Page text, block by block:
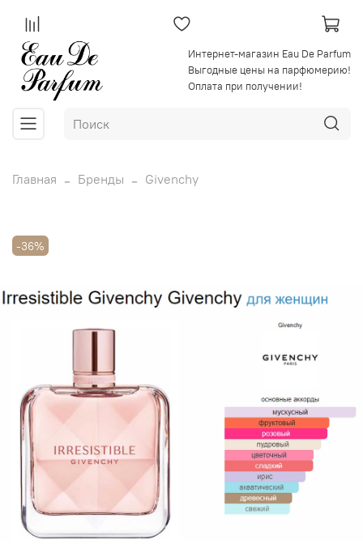
Интернет-магазин Eau De Parfum
Выгодные цены на парфюмерию!
Оплата при получении!
Главная Бренды Givenchy
-36%